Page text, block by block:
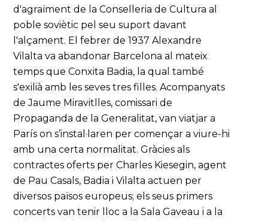
d'agraïment de la Conselleria de Cultura al
poble soviètic pel seu suport davant
l'alçament. El febrer de 1937 Alexandre
Vilalta va abandonar Barcelona al mateix
temps que Conxita Badia, la qual també
s'exilià amb les seves tres filles. Acompanyats
de Jaume Miravitlles, comissari de
Propaganda de la Generalitat, van viatjar a
París on s’instal·laren per començar a viure-hi
amb una certa normalitat. Gràcies als
contractes oferts per Charles Kiesegin, agent
de Pau Casals, Badia i Vilalta actuen per
diversos països europeus; els seus primers
concerts van tenir lloc a la Sala Gaveau i a la